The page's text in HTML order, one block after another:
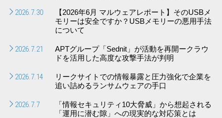
2026.7.30
【2026年6月 マルウェアレポート】そのUSBメ
モリーは安全ですか？USBメモリーの悪用手法
について
2026.7.21
APTグループ「Sednit」が活動を再開ークラウ
ドを活用した高度な攻撃手法が判明
2026.7.14
リークサイトでの情報暴露と圧力強化で企業を
追い詰めるランサムウェアの手口
2026.7.7
「情報セキュリティ10大脅威」から想起される
「運用に潜む隙」への現実的な対応策とは